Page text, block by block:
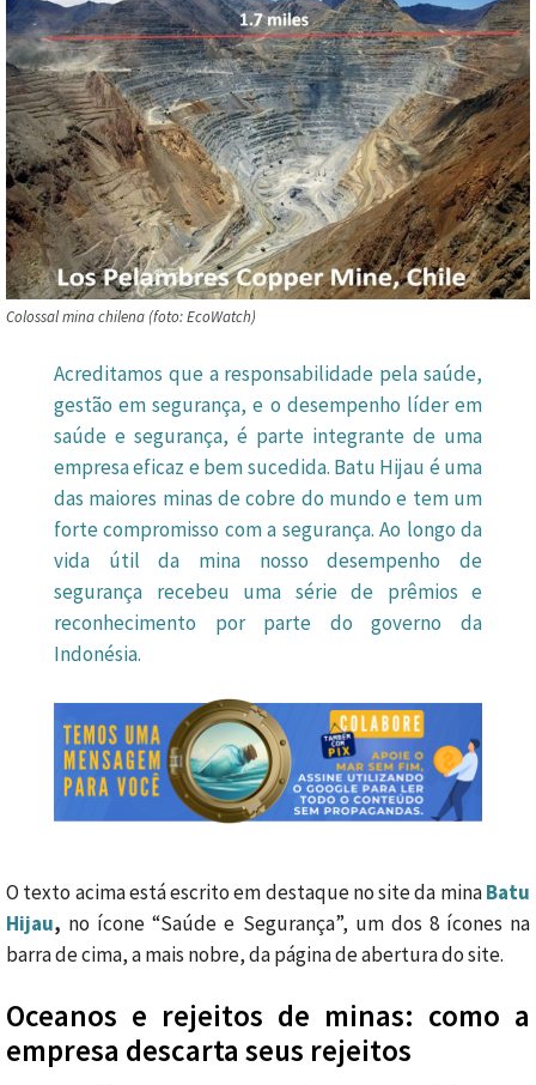
Colossal mina chilena (foto: EcoWatch)
Acreditamos que a responsabilidade pela saúde,
gestão em segurança, e o desempenho líder em
saúde e segurança, é parte integrante de uma
empresa eficaz e bem sucedida. Batu Hijau é uma
das maiores minas de cobre do mundo e tem um
forte compromisso com a segurança. Ao longo da
vida útil da mina nosso desempenho de
segurança recebeu uma série de prêmios e
reconhecimento por parte do governo da
Indonésia.
O texto acima está escrito em destaque no site da minaBatu
Hijau, no ícone “Saúde e Segurança”, um dos 8 ícones na
barra de cima, a mais nobre, da página de abertura do site.
Oceanos e rejeitos de minas: como a
empresa descarta seus rejeitos